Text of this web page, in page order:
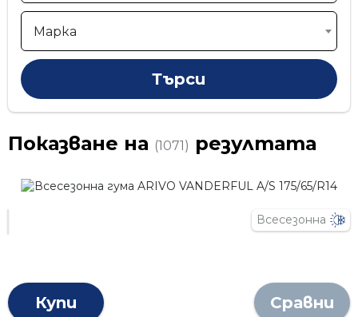
Марка
Показване на (1071) резултата
Всесезонна
Купи Сравни